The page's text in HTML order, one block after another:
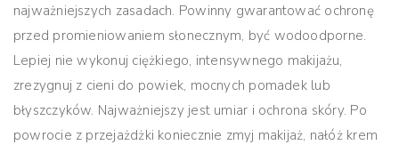
najważniejszych zasadach. Powinny gwarantować ochronę
przed promieniowaniem słonecznym, być wodoodporne.
Lepiej nie wykonuj ciężkiego, intensywnego makijażu,
zrezygnuj z cieni do powiek, mocnych pomadek lub
błyszczyków. Najważniejszy jest umiar i ochrona skóry. Po
powrocie z przejażdżki koniecznie zmyj makijaż, nałóż krem